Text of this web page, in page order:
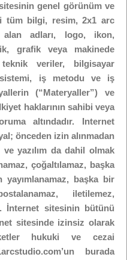
genel görünüm ve
tüm bilgi, resim, 2x1 arc
adları, logo, ikon,
grafik veya makinede
veriler, bilgisayar
sistemi, iş metodu ve iş
(“Materyaller”) ve
haklarının sahibi veya
altındadır. Internet
önceden izin alınmadan
yazılım da dahil olmak
çoğaltılamaz, başka
başka bir
iletilemez,
İnternet sitesinin bütünü
sitesinde izinsiz olarak
hukuki ve cezai
burada